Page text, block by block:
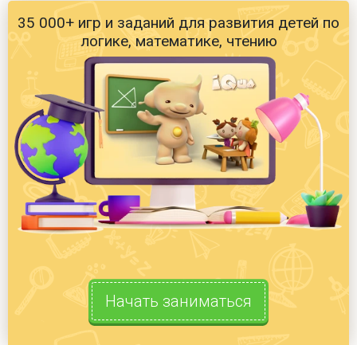
35 000+ игр и заданий для развития детей по
логике, математике, чтению
Начать заниматься